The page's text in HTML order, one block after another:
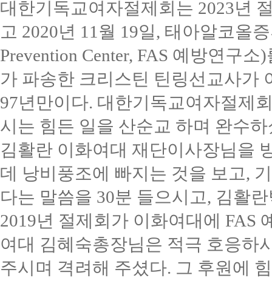
대한기독교여자절제회는 2023년
고 2020년 11 월 19일, 태아알코올
Prevention Center, FAS 예방연구소)
가 파송한 크리스틴 틴링선교사가
97년만이다. 대한기독교여자절제
시는 힘든 일을 산순교 하며 완수
김활란 이화여대 재단이사장님을
데 낭비풍조에 빠지는 것을 보고,
다는 말씀을 30분 들으시고, 김활
2019년 절제회가 이화여대에 FAS
여대 김혜숙총장님은 적극 호응하
주시며 격려해 주셨다. 그 후원에